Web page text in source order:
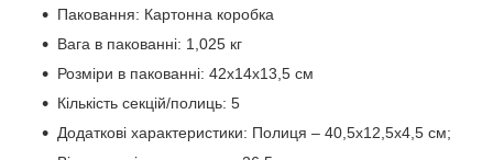
Паковання: Картонна коробка
Вага в пакованні: 1,025 кг
Розміри в пакованні: 42х14х13,5 см
Кількість секцій/полиць: 5
Додаткові характеристики: Полиця – 40,5х12,5х4,5 см;